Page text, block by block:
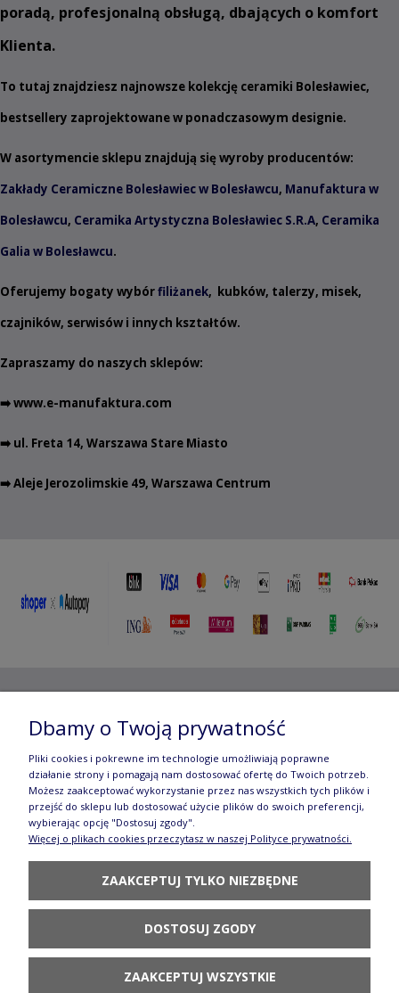
poradą, profesjonalną obsługą, dbających o komfort
Klienta.
To tutaj znajdziesz najnowsze kolekcję ceramiki Bolesławiec,
bestsellery zaprojektowane w ponadczasowym designie.
W asortymencie sklepu znajdują się wyroby producentów:
Zakłady Ceramiczne Bolesławiec w Bolesławcu, Manufaktura w
Bolesławcu, Ceramika Artystyczna Bolesławiec S.R.A, Ceramika
Galia w Bolesławcu.
Oferujemy bogaty wybórfiliżanek, kubków, talerzy, misek,
czajników, serwisów i innych kształtów.
Zapraszamy do naszych sklepów:
➡️www.e-manufaktura.com
➡️ ul. Freta 14, Warszawa Stare Miasto
➡️ Aleje Jerozolimskie 49, Warszawa Centrum
Jerozolimskie 49, 00-696 Warszawa | e-mail:
manufaktura.com|
Wszelkie prawa zastrzeżone. Fotografie oraz opisy zamieszczone
na stronie stanowią własność autora, kopiowanie, edycja,
rozpowszechnianie bez zgody autora zabronione.
Te treści objęte są prawem autorskim, a korzystanie z nich może
być negatywne w skutkach. Jeżeli chcesz uzyskać zgodę, napisz do
nas.
Dbamy o Twoją prywatność
Pliki cookies i pokrewne im technologie umożliwiają poprawne
działanie strony i pomagają nam dostosować ofertę do Twoich potrzeb.
Możesz zaakceptować wykorzystanie przez nas wszystkich tych plików i
przejść do sklepu lub dostosować użycie plików do swoich preferencji,
wybierając opcję "Dostosuj zgody".
Więcej o plikach cookies przeczytasz w naszej Polityce prywatności.
ZAAKCEPTUJ TYLKO NIEZBĘDNE
DOSTOSUJ ZGODY
ZAAKCEPTUJ WSZYSTKIE